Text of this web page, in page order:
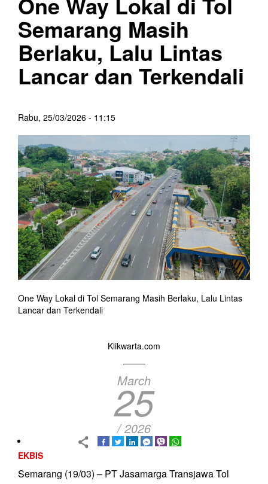
Semarang Masih
Berlaku, Lalu Lintas
Lancar dan Terkendali
Rabu, 25/03/2026 - 11:15
One Way Lokal di Tol Semarang Masih Berlaku, Lalu Lintas
Lancar dan Terkendali
Klikwarta.com
March
25
/ 2026
EKBIS
Semarang (19/03) – PT Jasamarga Transjawa Tol